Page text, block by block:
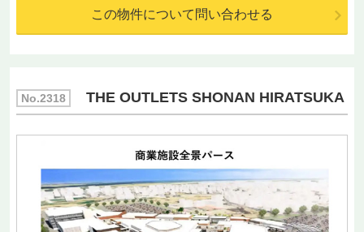
この物件について問い合わせる
No.2318 THE OUTLETS SHONAN HIRATSUKA